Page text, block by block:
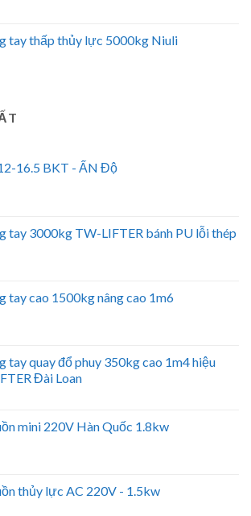
tay thấp thủy lực 5000kg Niuli
16.5 BKT - ẤN Độ
tay 3000kg TW-LIFTER bánh PU lỗi thép
tay cao 1500kg nâng cao 1m6
tay quay đổ phuy 350kg cao 1m4 hiệu
Đài Loan
mini 220V Hàn Quốc 1.8kw
thủy lực AC 220V - 1.5kw